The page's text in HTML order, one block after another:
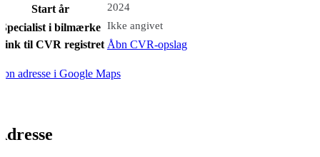
Start år 2024
Specialist i bilmærke Ikke angivet
til CVR registret Åbn CVR-opslag
adresse i Google Maps